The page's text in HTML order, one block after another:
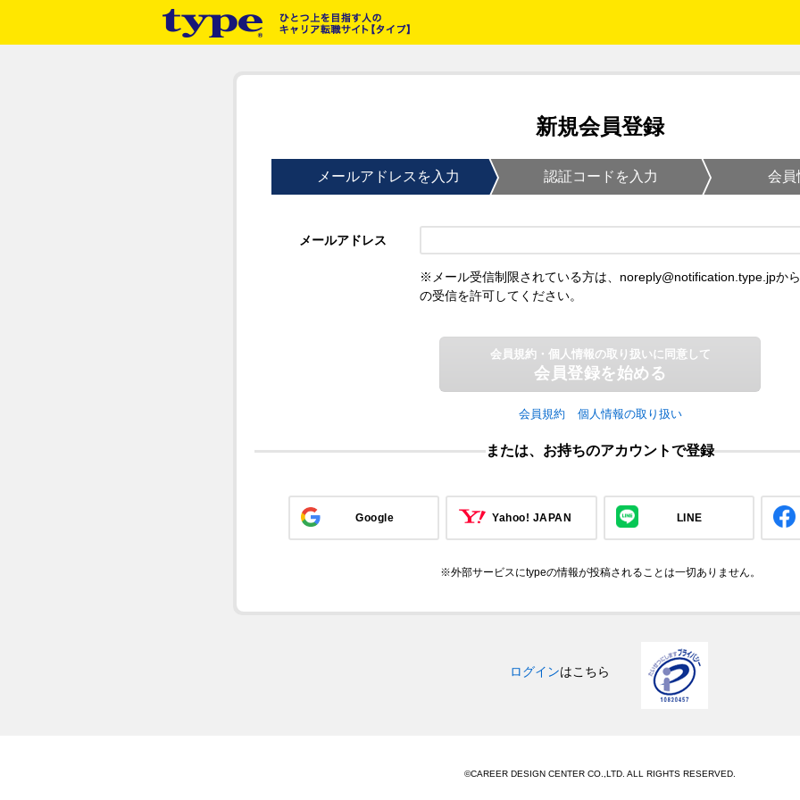
新規会員登録
メールアドレスを入力 認証コードを入力 会員
メールアドレス
※メール受信制限されている方は、noreply@notification.type.jpから
の受信を許可してください。
会員規約・個人情報の取り扱いに同意して
会員登録を始める
会員規約 個人情報の取り扱い
または、お持ちのアカウントで登録
Google Yahoo! JAPAN LINE
※外部サービスにtypeの情報が投稿されることは一切ありません。
ログインはこちら
©CAREER DESIGN CENTER CO.,LTD. ALL RIGHTS RESERVED.